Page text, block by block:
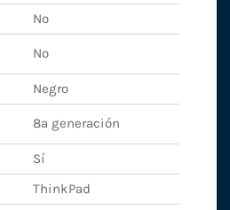
No
No
Negro
8ª generación
Sí
ThinkPad